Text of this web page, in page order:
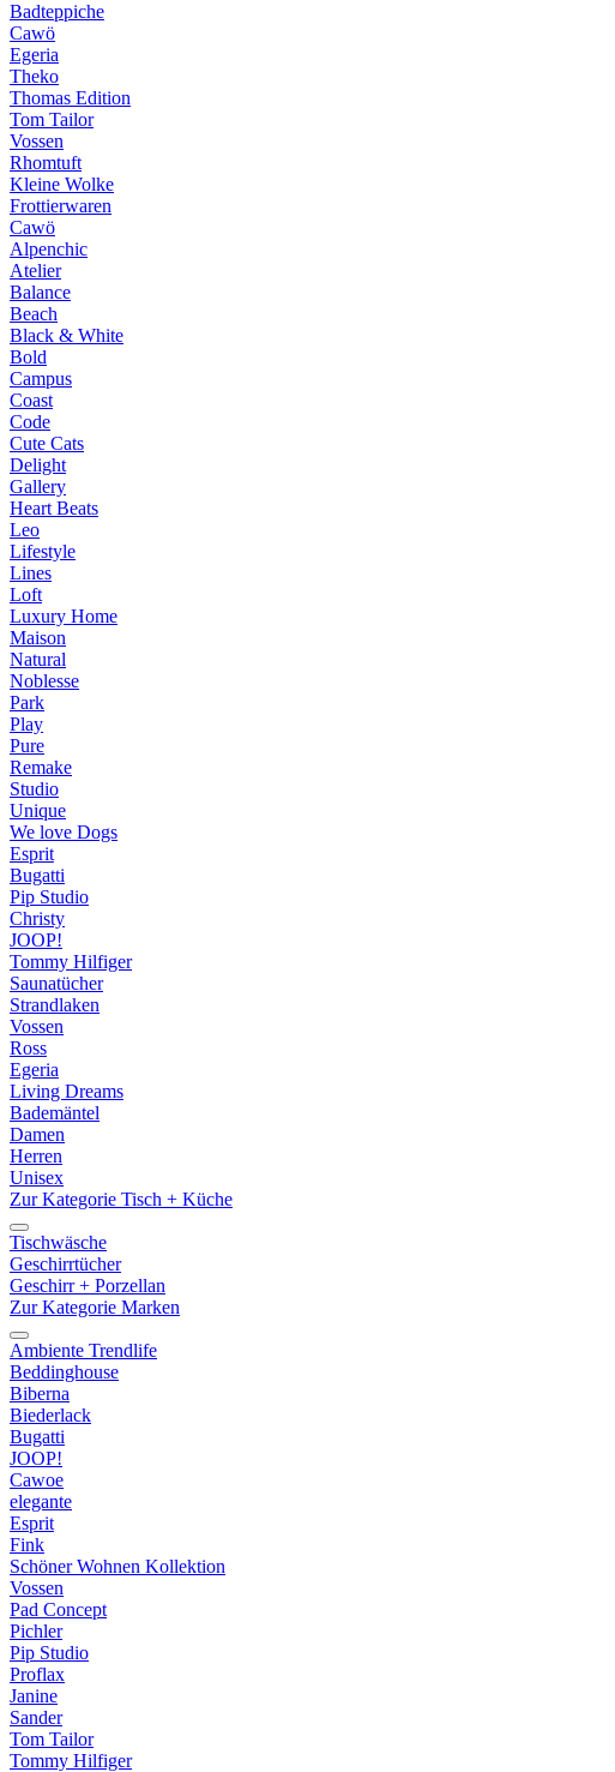
Badteppiche
Cawö
Egeria
Theko
Thomas Edition
Tom Tailor
Vossen
Rhomtuft
Kleine Wolke
Frottierwaren
Cawö
Alpenchic
Atelier
Balance
Beach
Black & White
Bold
Campus
Coast
Code
Cute Cats
Delight
Gallery
Heart Beats
Leo
Lifestyle
Lines
Loft
Luxury Home
Maison
Natural
Noblesse
Park
Play
Pure
Remake
Studio
Unique
We love Dogs
Esprit
Bugatti
Pip Studio
Christy
JOOP!
Tommy Hilfiger
Saunatücher
Strandlaken
Vossen
Ross
Egeria
Living Dreams
Bademäntel
Damen
Herren
Unisex
Zur Kategorie Tisch + Küche
Tischwäsche
Geschirrtücher
Geschirr + Porzellan
Zur Kategorie Marken
Ambiente Trendlife
Beddinghouse
Biberna
Biederlack
Bugatti
JOOP!
Cawoe
elegante
Esprit
Fink
Schöner Wohnen Kollektion
Vossen
Pad Concept
Pichler
Pip Studio
Proflax
Janine
Sander
Tom Tailor
Tommy Hilfiger